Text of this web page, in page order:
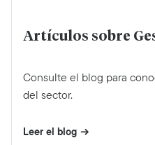
Artículos sobre
Consulte el blog para
del sector.
Leer el blog